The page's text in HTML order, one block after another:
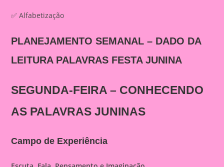
✅ Alfabetização
PLANEJAMENTO SEMANAL – DADO DA
LEITURA PALAVRAS FESTA JUNINA
SEGUNDA-FEIRA – CONHECENDO
AS PALAVRAS JUNINAS
Campo de Experiência